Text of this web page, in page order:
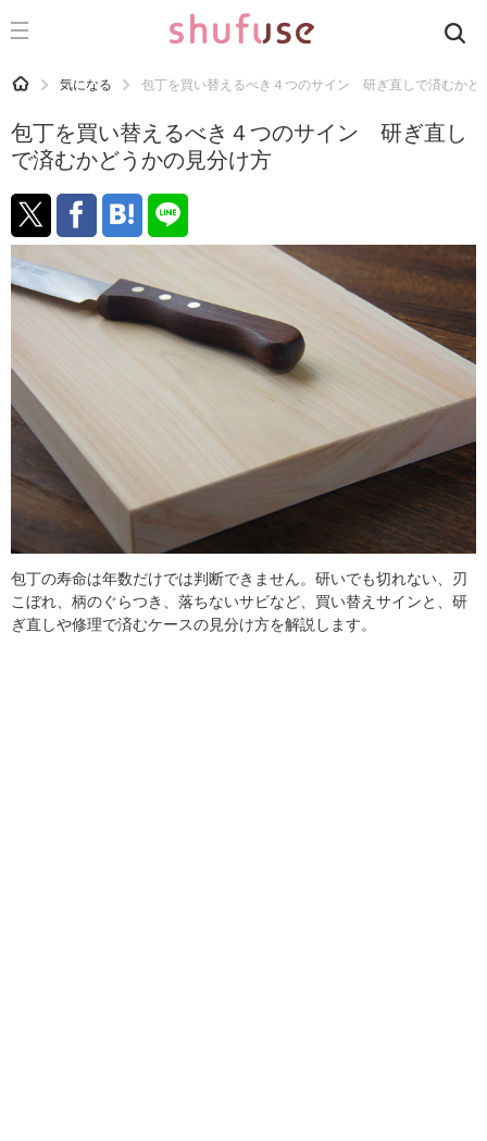
CATEGORY 記事カテゴリ
運気
洗濯
生活の知恵
お金
掃除
食材辞典
おすすめ
HOME 気になる 包丁を買い替えるべき４つのサイン 研ぎ直しで済むかど
包丁を買い替えるべき４つのサイン 研ぎ直し
で済むかどうかの見分け方
包丁の寿命は年数だけでは判断できません。研いでも切れない、刃
こぼれ、柄のぐらつき、落ちないサビなど、買い替えサインと、研
ぎ直しや修理で済むケースの見分け方を解説します。